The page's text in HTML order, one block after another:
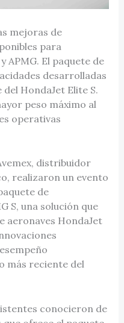
mejoras de
para
APMG. El paquete de
desarrolladas
HondaJet Elite S.
peso máximo al
operativas
distribuidor
realizaron un evento
de
S, una solución que
aeronaves HondaJet
más reciente del
conocieron de